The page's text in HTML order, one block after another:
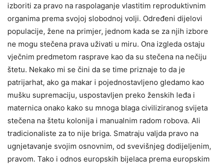
izboriti za pravo na raspolaganje vlastitim reproduktivnim
organima prema svojoj slobodnoj volji. Određeni dijelovi
populacije, žene na primjer, jednom kada se za njih izbore
ne mogu stečena prava uživati u miru. Ona izgleda ostaju
vječnim predmetom rasprave kao da su stečena na nečiju
štetu. Nekako mi se čini da se time priznaje to da je
patrijarhat, ako ga makar i pojednostavljeno gledamo kao
mušku supremaciju, uspostavljen preko ženskih leđa i
maternica onako kako su mnoga blaga civiliziranog svijeta
stečena na štetu kolonija i manualnim radom robova. Ali
tradicionaliste za to nije briga. Smatraju valjda pravo na
ugnjetavanje svojim osnovnim, od svevišnjeg dodijeljenim,
pravom. Tako i odnos europskih bijelaca prema europskim